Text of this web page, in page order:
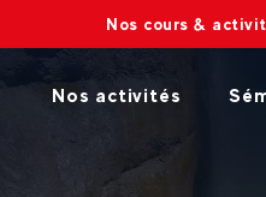
& activités outdoor sont
Nos activités